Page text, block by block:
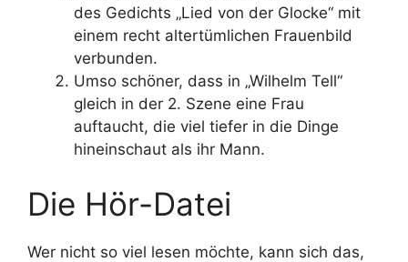
des Gedichts „Lied von der Glocke“ mit
einem recht altertümlichen Frauenbild
verbunden.
Umso schöner, dass in „Wilhelm Tell“
gleich in der 2. Szene eine Frau
auftaucht, die viel tiefer in die Dinge
hineinschaut als ihr Mann.
Die Hör-Datei
Wer nicht so viel lesen möchte, kann sich das,